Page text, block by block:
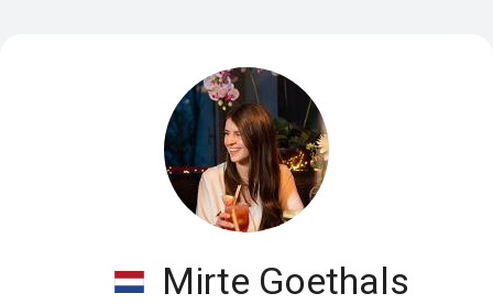
Mirte Goethals